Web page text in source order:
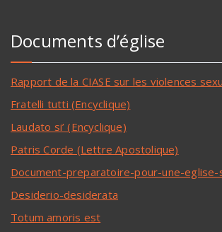
Documents d’église
Rapport de la CIASE sur les violences
Fratelli tutti (Encyclique)
Laudato si’ (Encyclique)
Patris Corde (Lettre Apostolique)
Document-preparatoire-pour-une-eglise-
Desiderio-desiderata
Totum amoris est